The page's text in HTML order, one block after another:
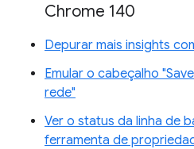
Chrome 140
Depurar mais insights
Emular o cabeçalho
rede"
Ver o status da linha de
ferramenta de